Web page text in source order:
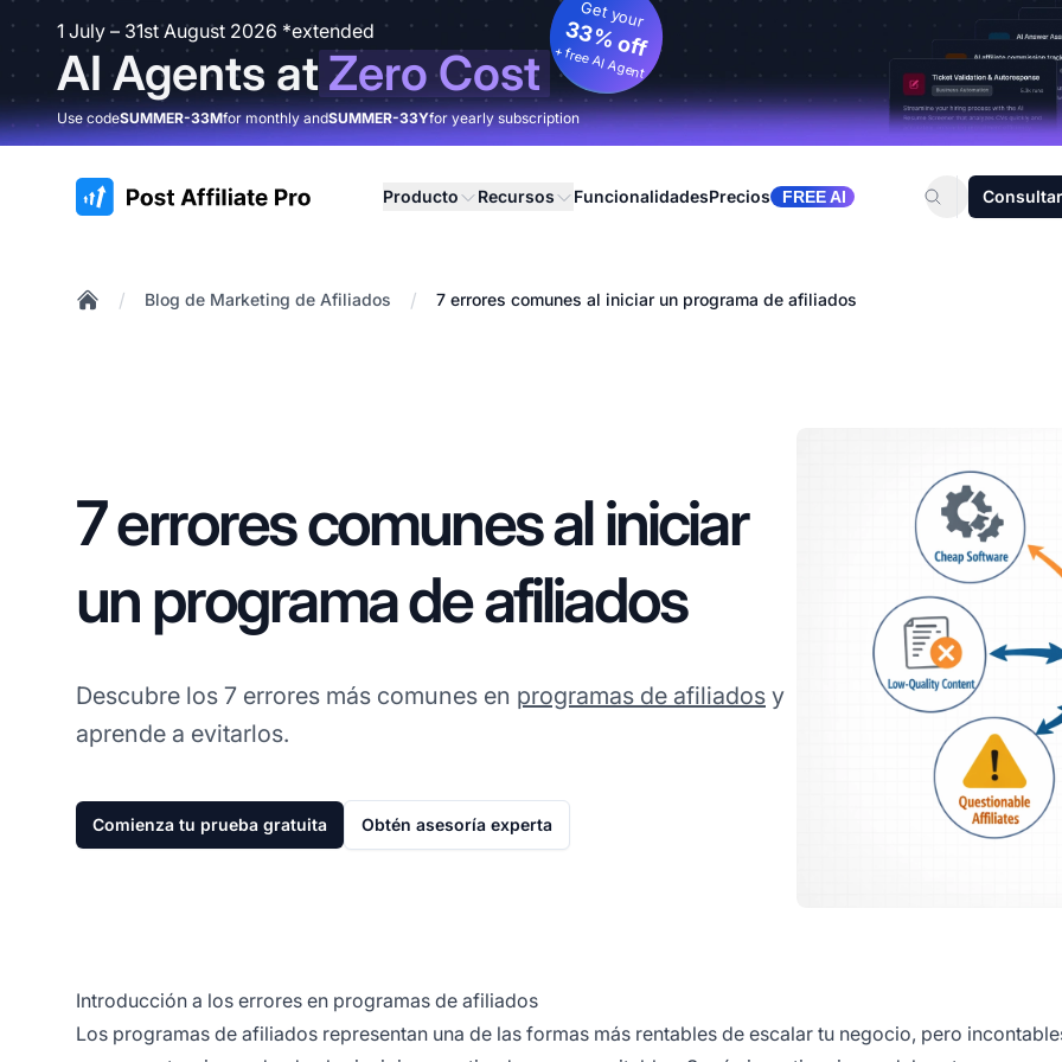
1 July – 31st August 2026 *extended
AI Agents atZero Cost
Get your
33% off
+ free AI Agent
Use codeSUMMER-33Mfor monthly andSUMMER-33Yfor yearly subscription
:site.title Producto Recursos FuncionalidadesPrecios FREE AI
/ Blog de Marketing de Afiliados / 7 errores comunes al iniciar un programa de afiliados
7 errores comunes al iniciar
un programa de afiliados
Descubre los 7 errores más comunes en programas de afiliados y
aprende a evitarlos.
Comienza tu prueba gratuita Obtén asesoría experta
Introducción a los errores en programas de afiliados
Los programas de afiliados representan una de las formas más rentables de escalar tu negocio, pero